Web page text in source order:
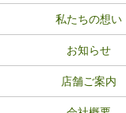
私たちの想い
お知らせ
店舗ご案内